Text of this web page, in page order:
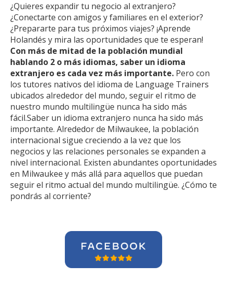
¿Quieres expandir tu negocio al extranjero?
¿Conectarte con amigos y familiares en el exterior?
¿Prepararte para tus próximos viajes? ¡Aprende
Holandés y mira las oportunidades que te esperan!
Con más de mitad de la población mundial
hablando 2 o más idiomas, saber un idioma
extranjero es cada vez más importante. Pero con
los tutores nativos del idioma de Language Trainers
ubicados alrededor del mundo, seguir el ritmo de
nuestro mundo multilingüe nunca ha sido más
fácil.Saber un idioma extranjero nunca ha sido más
importante. Alrededor de Milwaukee, la población
internacional sigue creciendo a la vez que los
negocios y las relaciones personales se expanden a
nivel internacional. Existen abundantes oportunidades
en Milwaukee y más allá para aquellos que puedan
seguir el ritmo actual del mundo multilingüe. ¿Cómo te
pondrás al corriente?